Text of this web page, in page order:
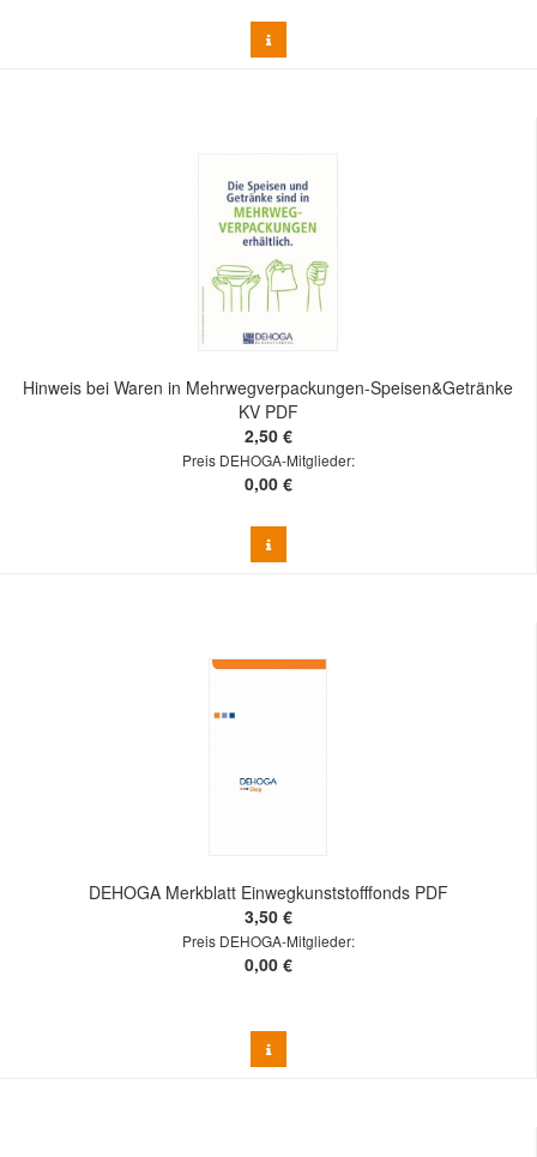
Hinweis bei Waren in Mehrwegverpackungen-Speisen&Getränke
KV PDF
2,50 €
Preis DEHOGA-Mitglieder:
0,00 €
DEHOGA Merkblatt Einwegkunststofffonds PDF
3,50 €
Preis DEHOGA-Mitglieder:
0,00 €